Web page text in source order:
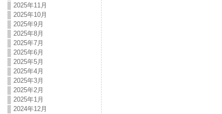
2025年11月
2025年10月
2025年9月
2025年8月
2025年7月
2025年6月
2025年5月
2025年4月
2025年3月
2025年2月
2025年1月
2024年12月